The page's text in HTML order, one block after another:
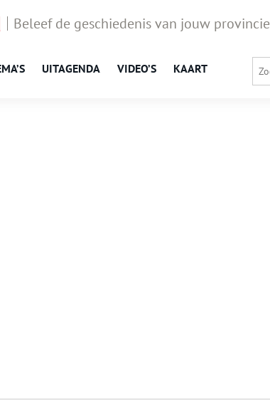
Beleef de geschiedenis van jouw provincie
UITAGENDA VIDEO’S KAART